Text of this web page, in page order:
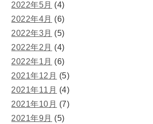
2022年5月 (4)
2022年4月 (6)
2022年3月 (5)
2022年2月 (4)
2022年1月 (6)
2021年12月 (5)
2021年11月 (4)
2021年10月 (7)
2021年9月 (5)